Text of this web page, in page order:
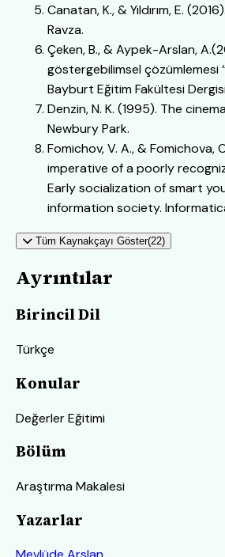
Canatan, K., & Yıldırım, E.
Ravza.
Çeken, B., & Aypek-Arslan,
göstergebilimsel çözümlemesi
Bayburt Eğitim Fakültesi
Denzin, N. K. (1995). The
Newbury Park.
Fomichov, V. A., & Fomichova,
imperative of a poorly
Early socialization of smart
information society.
Tüm Kaynakçayı Göster(22)
Ayrıntılar
Birincil Dil
Türkçe
Konular
Değerler Eğitimi
Bölüm
Araştırma Makalesi
Yazarlar